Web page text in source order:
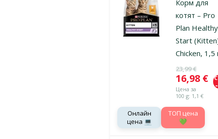
Корм для
котят – Pro
Plan Healthy
Start
Chicken, 1,5
Исходная
23,99 €
Цена
16,98 €
Цена за
100 g: 1,1 €
Онлайн
цена 💻
TOП цена
💚